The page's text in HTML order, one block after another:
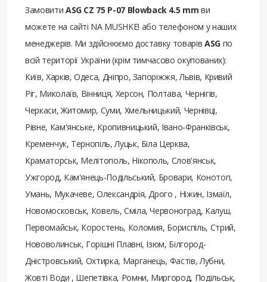
Замовити ASG CZ 75 P-07 Blowback 4.5 mm ви
можете на сайті NA MUSHKE! або телефоном у наших
менеджерів. Ми здійснюємо доставку товарів ASGпо
всій території України (крім тимчасово окупованих):
Київ, Харків, Одеса, Дніпро, Запоріжжя, Львів, Кривий
Ріг, Миколаїв, Вінниця, Херсон, Полтава, Чернігів,
Черкаси, Житомир, Суми, Хмельницький, Чернівці,
Рівне, Кам'янське, Кропивницький, Івано-Франківськ,
Кременчук, Тернопіль, Луцьк, Біла Церква,
Краматорськ, Мелітополь, Нікополь, Слов'янськ,
Ужгород, Кам'янець-Подільський, Бровари, Конотоп,
Умань, Мукачеве, Олександрія, Дрого , Ніжин, Ізмаїл,
Новомосковськ, Ковель, Сміла, Червоноград, Калуш,
Первомайськ, Коростень, Коломия, Бориспіль, Стрий,
Нововолинськ, Горішні Плавні, Ізюм, Білгород-
Дністровський, Охтирка, Марганець, Фастів, Лубни,
Жовті Води , Шепетівка, Ромни, Миргород, Подільськ,